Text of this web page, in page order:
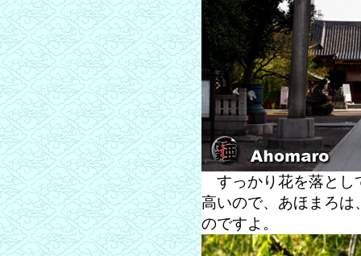
すっかり花を落とし
高いので、あほまろは
のですよ。